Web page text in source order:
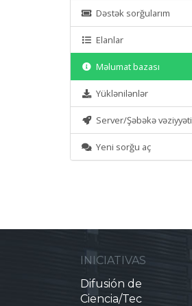
Dəstək sorğularım
Elanlar
Məlumat bazası
Yüklənilənlər
Server/Şəbəkə vəziyyəti
Yeni sorğu aç
INICIATIVAS
Difusión de
Ciencia/Tec